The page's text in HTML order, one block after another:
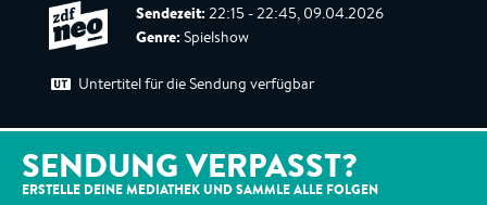
Sendezeit: 22:15 - 22:45, 09.04.2026
Genre: Spielshow
Untertitel für die Sendung verfügbar
SENDUNG VERPASST?
ERSTELLE DEINE MEDIATHEK UND SAMMLE ALLE FOLGEN